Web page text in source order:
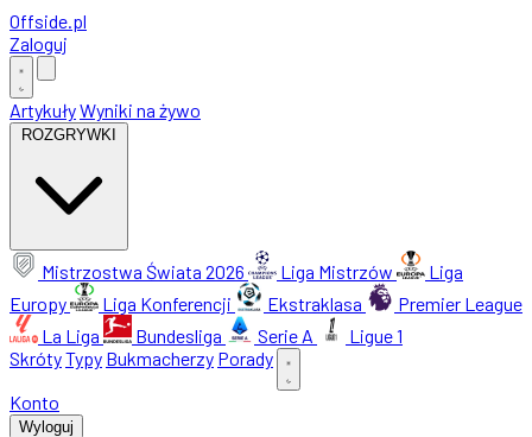
Offside.pl
Zaloguj
ArtykułyWyniki na żywo
ROZGRYWKI
Mistrzostwa Świata 2026 Liga Mistrzów
Liga
Europy
Liga Konferencji Ekstraklasa
Premier League
La Liga
Bundesliga Serie A
Ligue 1
SkrótyTypy Bukmacherzy Porady
Konto
Wyloguj